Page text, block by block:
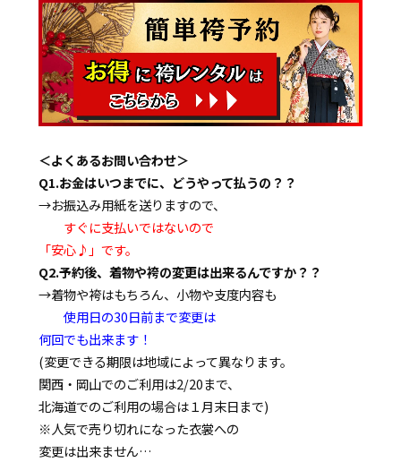
＜よくあるお問い合わせ＞
Q1.お金はいつまでに、どうやって払うの？？
→お振込み用紙を送りますので、
すぐに支払いではないので
「安心♪」です。
Q2.予約後、着物や袴の変更は出来るんですか？？
→着物や袴はもちろん、小物や支度内容も
使用日の30日前まで変更は
何回でも出来ます！
(変更できる期限は地域によって異なります。
関西・岡山でのご利用は2/20まで、
北海道でのご利用の場合は１月末日まで)
※人気で売り切れになった衣裳への
変更は出来ません…